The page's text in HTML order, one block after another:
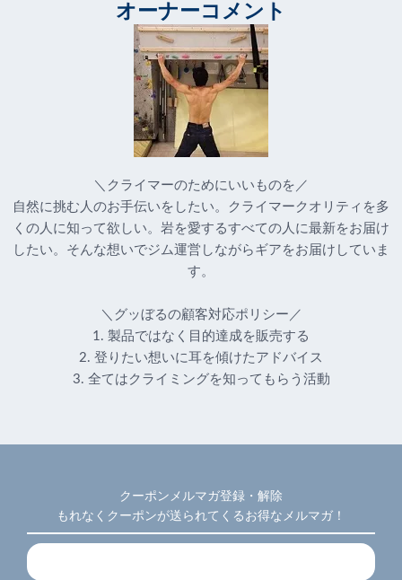
オーナーコメント
＼クライマーのためにいいものを／
自然に挑む人のお手伝いをしたい。クライマークオリティを多
くの人に知って欲しい。岩を愛するすべての人に最新をお届け
したい。そんな想いでジム運営しながらギアをお届けしていま
す。
＼グッぼるの顧客対応ポリシー／
1. 製品ではなく目的達成を販売する
2. 登りたい想いに耳を傾けたアドバイス
3. 全てはクライミングを知ってもらう活動
クーポンメルマガ登録・解除
もれなくクーポンが送られてくるお得なメルマガ！